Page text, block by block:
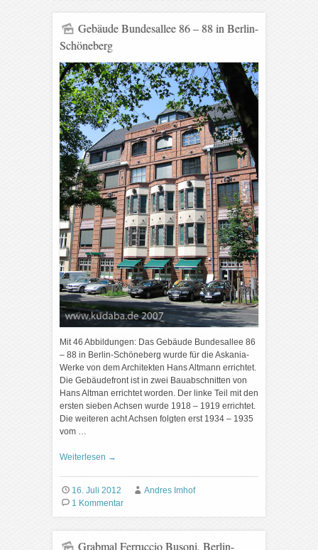
Gebäude Bundesallee 86 – 88 in Berlin-
Schöneberg
Mit 46 Abbildungen: Das Gebäude Bundesallee 86
– 88 in Berlin-Schöneberg wurde für die Askania-
Werke von dem Architekten Hans Altmann errichtet.
Die Gebäudefront ist in zwei Bauabschnitten von
Hans Altman errichtet worden. Der linke Teil mit den
ersten sieben Achsen wurde 1918 – 1919 errichtet.
Die weiteren acht Achsen folgten erst 1934 – 1935
vom …
Weiterlesen →
16. Juli 2012
Andres Imhof
1 Kommentar
Grabmal Ferruccio Busoni, Berlin-